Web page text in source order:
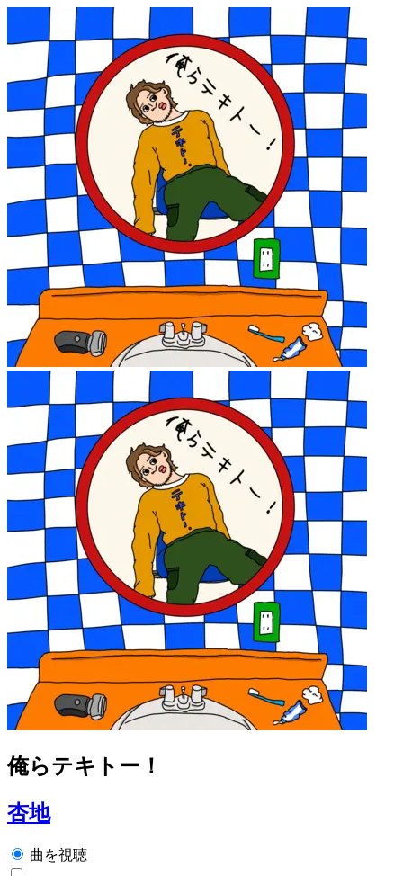
俺らテキトー！
杏地
曲を視聴